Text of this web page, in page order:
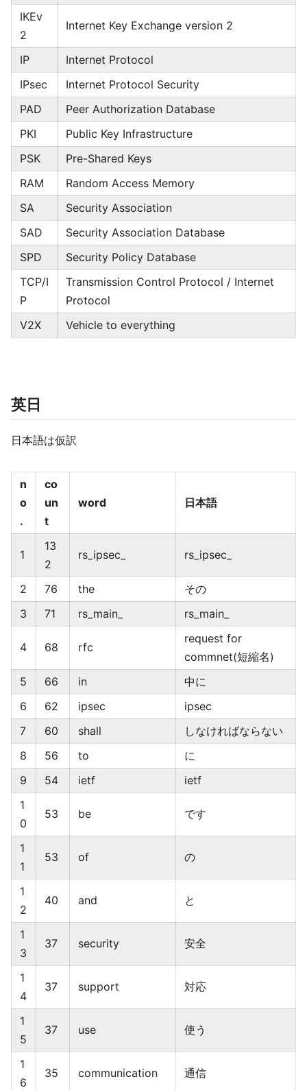
IKEv
2
Internet Key Exchange version 2
IP
Internet Protocol
IPsec
Internet Protocol Security
PAD
Peer Authorization Database
PKI
Public Key Infrastructure
PSK
Pre-Shared Keys
RAM
Random Access Memory
SA
Security Association
SAD
Security Association Database
SPD
Security Policy Database
TCP/I
P
Transmission Control Protocol / Internet
Protocol
V2X
Vehicle to everything
英日
日本語は仮訳
n
o
.
co
un
t
word 日本語
1
13
2
rs_ipsec_ rs_ipsec_
2 76 the
その
3
71 rs_main_ rs_main_
4 68 rfc
request for
commnet(短縮名)
5
66 in
中に
6
62 ipsec
ipsec
7
60 shall
しなければならない
8
56 to
に
9
54 ietf
ietf
1
0
53 be です
1
1
53 of の
1
2
40 and と
1
3
37 security 安全
1
4
37 support 対応
1
5
37 use 使う
1
6
35 communication 通信